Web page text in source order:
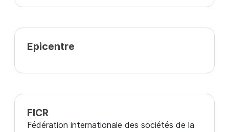
Epicentre
FICR
Fédération internationale des sociétés de la